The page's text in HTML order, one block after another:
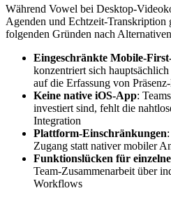
Während Vowel bei Desktop-
Agenden und Echtzeit-Transkription
folgenden Gründen nach
Eingeschränkte Mobile-
konzentriert sich
auf die Erfassung von
Keine native iOS-App:
investiert sind, fehlt die
Integration
Plattform-Einschränkungen
Zugang statt nativer mobiler
Funktionslücken für
Team-Zusammenarbeit über
Workflows